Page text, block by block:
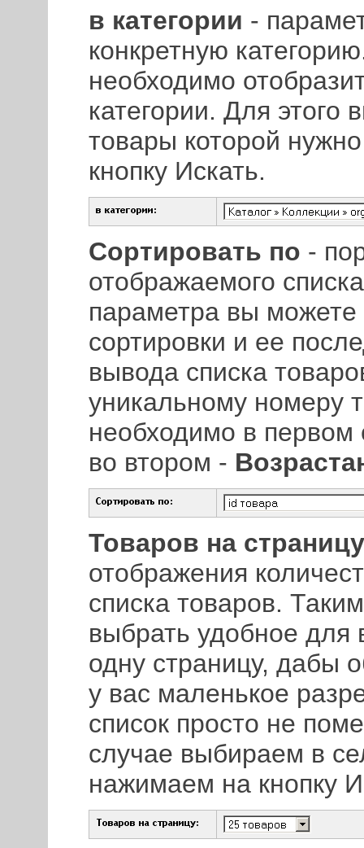
в категории -
конкретную
необходимо
категории. Для этого
товары которой
кнопку Искать.
Сортировать по -
отображаемого
параметра вы можете
сортировки и ее
вывода списка
уникальному номеру
необходимо в
во втором -
Товаров на страницу
отображения
списка товаров.
выбрать удобное для
одну страницу, дабы
у вас маленькое
список просто не
случае выбираем в
нажимаем на кнопку